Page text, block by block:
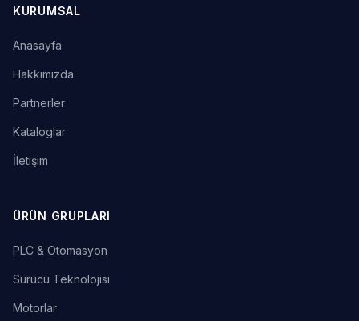
KURUMSAL
Anasayfa
Hakkımızda
Partnerler
Kataloglar
İletişim
ÜRÜN GRUPLARI
PLC & Otomasyon
Sürücü Teknolojisi
Motorlar